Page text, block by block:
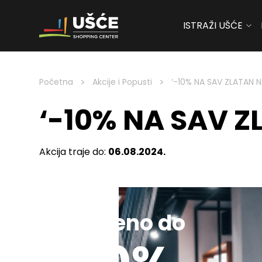
Skip to content
ISTRAŽI UŠĆE
Početna > Akcije i Popusti > ‘-10% NA SAV ZLATAN
‘-10% NA SAV
Akcija traje do: 06.08.2024.
Sniženo do